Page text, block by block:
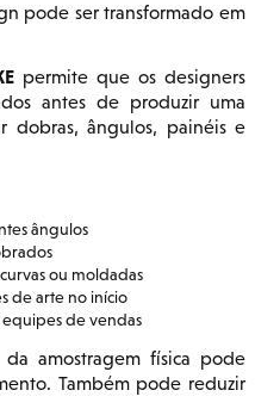
pode ser transformado em
permite que os designers
antes de produzir uma
dobras, ângulos, painéis e
ângulos
ou moldadas
de arte no início
equipes de vendas
amostragem física pode
Também pode reduzir